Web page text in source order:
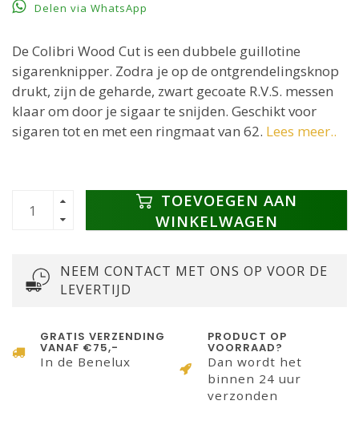
Delen via WhatsApp
De Colibri Wood Cut is een dubbele guillotine
sigarenknipper. Zodra je op de ontgrendelingsknop
drukt, zijn de geharde, zwart gecoate R.V.S. messen
klaar om door je sigaar te snijden. Geschikt voor
sigaren tot en met een ringmaat van 62. Lees meer..
TOEVOEGEN AAN
WINKELWAGEN
NEEM CONTACT MET ONS OP VOOR DE
LEVERTIJD
GRATIS VERZENDING
VANAF €75,-
In de Benelux
PRODUCT OP
VOORRAAD?
Dan wordt het
binnen 24 uur
verzonden